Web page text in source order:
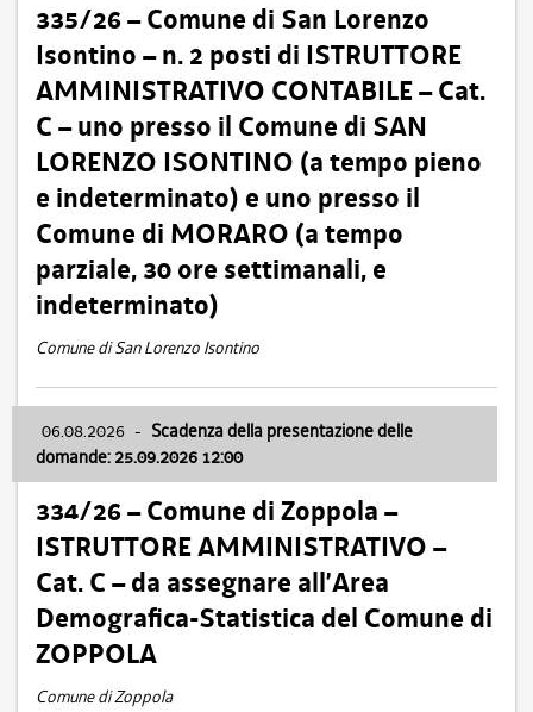
335/26 – Comune di San Lorenzo
Isontino – n. 2 posti di ISTRUTTORE
AMMINISTRATIVO CONTABILE – Cat.
C – uno presso il Comune di SAN
LORENZO ISONTINO (a tempo pieno
e indeterminato) e uno presso il
Comune di MORARO (a tempo
parziale, 30 ore settimanali, e
indeterminato)
Comune di San Lorenzo Isontino
06.08.2026 - Scadenza della presentazione delle
domande: 25.09.2026 12:00
334/26 – Comune di Zoppola –
ISTRUTTORE AMMINISTRATIVO –
Cat. C – da assegnare all’Area
Demografica-Statistica del Comune di
ZOPPOLA
Comune di Zoppola